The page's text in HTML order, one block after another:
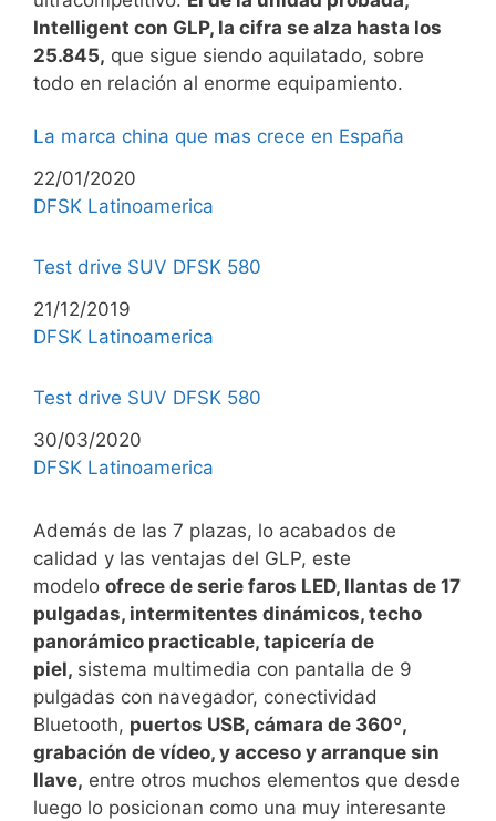
Intelligent con GLP, la cifra se alza hasta los
25.845, que sigue siendo aquilatado, sobre
todo en relación al enorme equipamiento.
La marca china que mas crece en España
Fecha
22/01/2020
Respecto a
DFSK Latinoamerica
Test drive SUV DFSK 580
Fecha
21/12/2019
Respecto a
DFSK Latinoamerica
Test drive SUV DFSK 580
Fecha
30/03/2020
Respecto a
DFSK Latinoamerica
Además de las 7 plazas, lo acabados de
calidad y las ventajas del GLP, este
modelo ofrece de serie faros LED, llantas de 17
pulgadas, intermitentes dinámicos, techo
panorámico practicable, tapicería de
piel, sistema multimedia con pantalla de 9
pulgadas con navegador, conectividad
Bluetooth, puertos USB, cámara de 360º,
grabación de vídeo, y acceso y arranque sin
llave, entre otros muchos elementos que desde
luego lo posicionan como una muy interesante